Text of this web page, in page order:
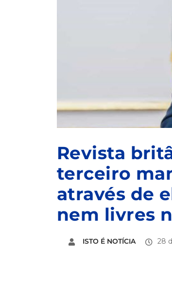
Revista
terceiro
através de
nem livres
ISTO É NOTÍCIA 28